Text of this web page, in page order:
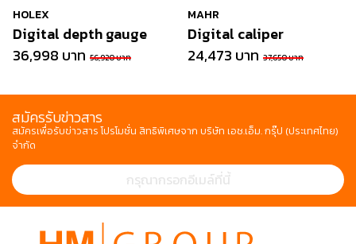
HOLEX
Digital depth gauge
36,998 บาท 56,920 บาท
MAHR
Digital caliper
24,473 บาท 37,650 บาท
สมัครรับข่าวสาร
สมัครเพื่อรับข่าวสาร โปรโมชั่น สิทธิพิเศษจาก บริษัท เอช.เอ็ม. กรุ๊ป (ประเทศไทย)
จำกัด